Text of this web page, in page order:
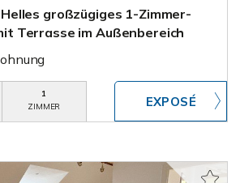
Helles großzügiges 1-Zimmer-
Terrasse im Außenbereich
1
ZIMMER